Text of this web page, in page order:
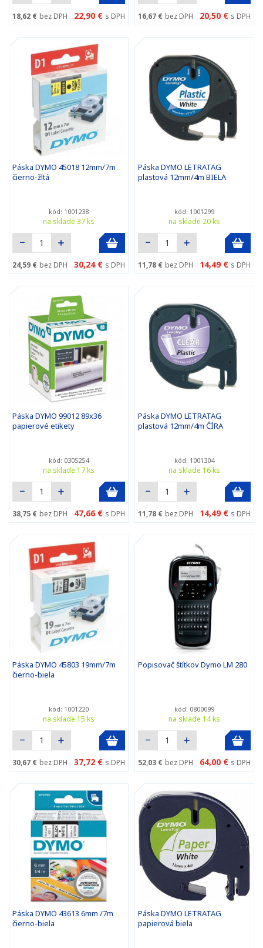
18,62 € bez DPH 22,90 € s DPH 16,67 € bez DPH 20,50 € s DPH
Páska DYMO 45018 12mm/7m
čierno-žltá
kód: 1001238
na sklade 37 ks
24,59 € bez DPH 30,24 € s DPH
Páska DYMO LETRATAG
plastová 12mm/4m BIELA
kód: 1001299
na sklade 20 ks
11,78 € bez DPH 14,49 € s DPH
Páska DYMO 99012 89x36
papierové etikety
kód: 0305254
na sklade 17 ks
38,75 € bez DPH 47,66 € s DPH
Páska DYMO LETRATAG
plastová 12mm/4m ČÍRA
kód: 1001304
na sklade 16 ks
11,78 € bez DPH 14,49 € s DPH
Páska DYMO 45803 19mm/7m
čierno-biela
kód: 1001220
na sklade 15 ks
30,67 € bez DPH 37,72 € s DPH
Popisovač štítkov Dymo LM 280
kód: 0800099
na sklade 14 ks
52,03 € bez DPH 64,00 € s DPH
Páska DYMO 43613 6mm /7m
čierno-biela
Páska DYMO LETRATAG
papierová biela